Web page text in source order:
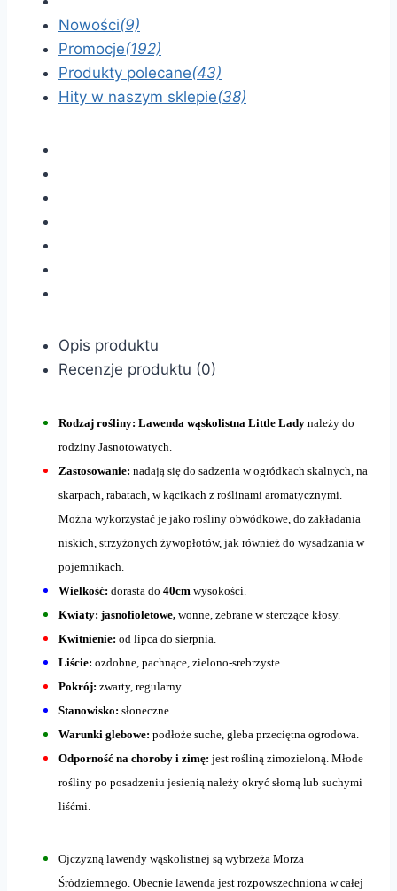
Nowości(9)
Promocje(192)
Produkty polecane(43)
Hity w naszym sklepie(38)
Opis produktu
Recenzje produktu (0)
Rodzaj rośliny: Lawenda wąskolistna Little Lady należy do
rodziny Jasnotowatych.
Zastosowanie: nadają się do sadzenia w ogródkach skalnych, na
skarpach, rabatach, w kącikach z roślinami aromatycznymi.
Można wykorzystać je jako rośliny obwódkowe, do zakładania
niskich, strzyżonych żywopłotów, jak również do wysadzania w
pojemnikach.
Wielkość: dorasta do 40cm wysokości.
Kwiaty: jasnofioletowe, wonne, zebrane w sterczące kłosy.
Kwitnienie: od lipca do sierpnia.
Liście: ozdobne, pachnące, zielono-srebrzyste.
Pokrój: zwarty, regularny.
Stanowisko: słoneczne.
Warunki glebowe: podłoże suche, gleba przeciętna ogrodowa.
Odporność na choroby i zimę: jest rośliną zimozieloną. Młode
rośliny po posadzeniu jesienią należy okryć słomą lub suchymi
liśćmi.
Ojczyzną lawendy wąskolistnej są wybrzeża Morza
Śródziemnego. Obecnie lawenda jest rozpowszechniona w całej